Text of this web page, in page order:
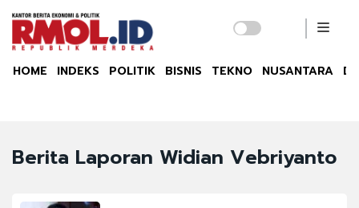
HOME INDEKS POLITIK BISNIS TEKNO NUSANTARA
Berita Laporan Widian Vebriyanto